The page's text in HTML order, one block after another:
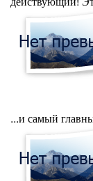
...и самый